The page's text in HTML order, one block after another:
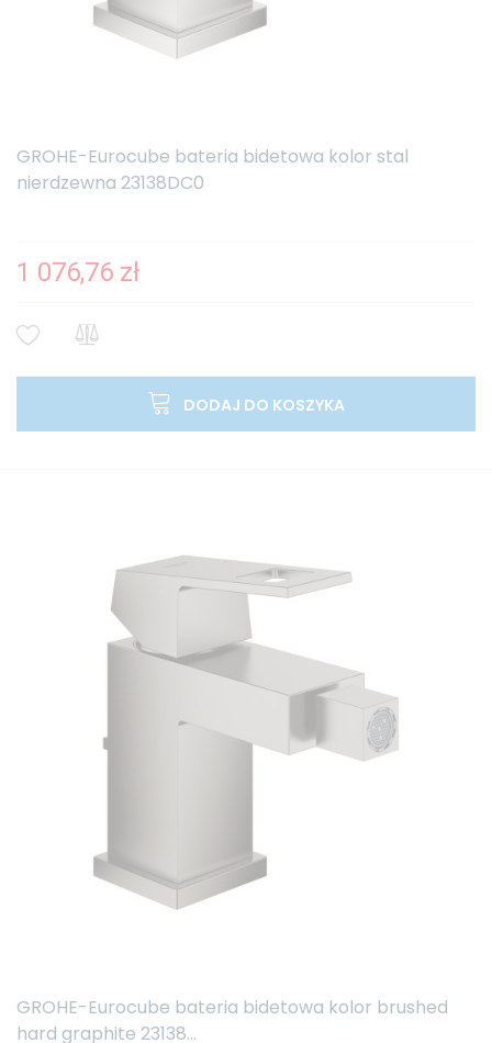
GROHE-Eurocube bateria bidetowa kolor stal
nierdzewna 23138DC0
1 076,76 zł
DODAJ DO KOSZYKA
GROHE-Eurocube bateria bidetowa kolor brushed
hard graphite 23138...